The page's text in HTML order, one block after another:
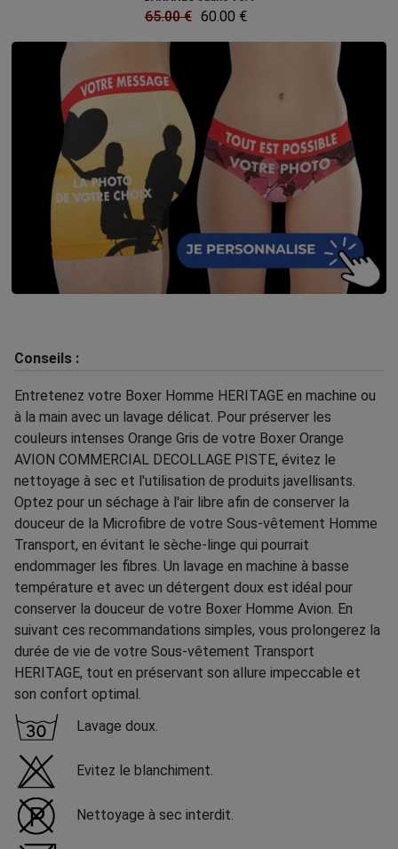
65.00 € 60.00 €
Conseils :
Entretenez votre Boxer Homme HERITAGE en machine ou
à la main avec un lavage délicat. Pour préserver les
couleurs intenses Orange Gris de votre Boxer Orange
AVION COMMERCIAL DECOLLAGE PISTE, évitez le
nettoyage à sec et l'utilisation de produits javellisants.
Optez pour un séchage à l'air libre afin de conserver la
douceur de la Microfibre de votre Sous-vêtement Homme
Transport, en évitant le sèche-linge qui pourrait
endommager les fibres. Un lavage en machine à basse
température et avec un détergent doux est idéal pour
conserver la douceur de votre Boxer Homme Avion. En
suivant ces recommandations simples, vous prolongerez la
durée de vie de votre Sous-vêtement Transport
HERITAGE, tout en préservant son allure impeccable et
son confort optimal.
Lavage doux.
Evitez le blanchiment.
Nettoyage à sec interdit.